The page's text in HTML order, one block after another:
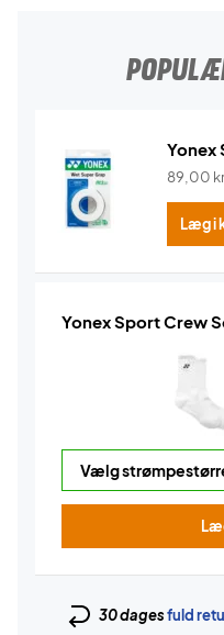
Yonex
89,00
Læg i
Yonex Sport Crew
30 dagesfuld